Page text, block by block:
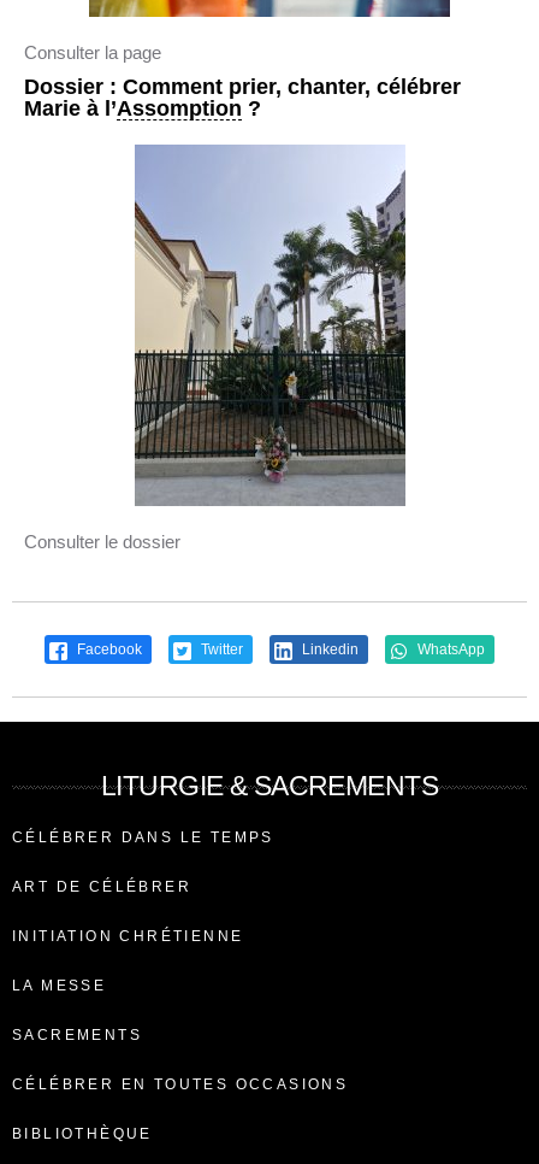
Consulter la page
Dossier : Comment prier, chanter, célébrer
Marie à l’Assomption ?
Consulter le dossier
Facebook Twitter Linkedin WhatsApp
LITURGIE & SACREMENTS
CÉLÉBRER DANS LE TEMPS
ART DE CÉLÉBRER
INITIATION CHRÉTIENNE
LA MESSE
SACREMENTS
CÉLÉBRER EN TOUTES OCCASIONS
BIBLIOTHÈQUE